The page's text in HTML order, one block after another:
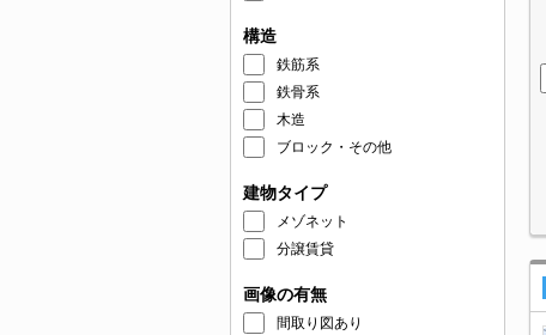
構造
鉄筋系
鉄骨系
木造
ブロック・その他
建物タイプ
メゾネット
分譲賃貸
画像の有無
間取り図あり